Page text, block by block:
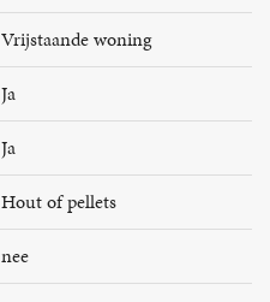
Vrijstaande woning
Ja
Ja
Hout of pellets
nee